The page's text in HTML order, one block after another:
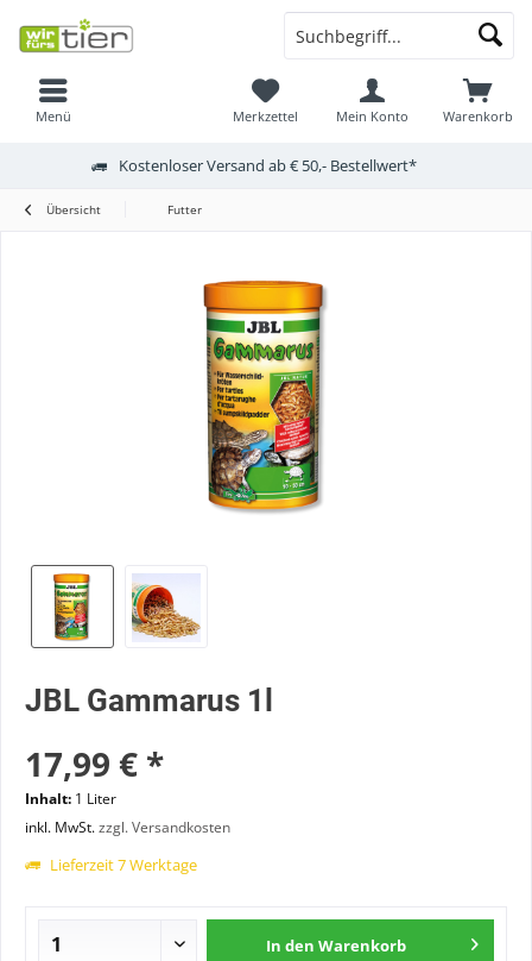
Menü Warenkorb
Merkzettel Mein Konto
Kostenloser Versand ab € 50,- Bestellwert*
Übersicht Futter
JBL Gammarus 1l
17,99 € *
Inhalt: 1 Liter
inkl. MwSt.zzgl. Versandkosten
Lieferzeit 7 Werktage
In den Warenkorb